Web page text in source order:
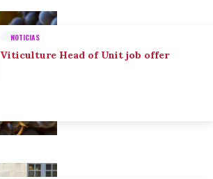
NOTICIAS
Viticulture Head of Unit job offer